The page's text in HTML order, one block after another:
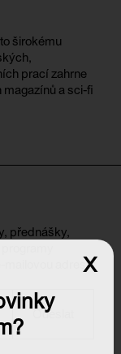
širokému
prací zahrne
a sci-fi
přednášky,
mailovou adresu:
Odeslat
x